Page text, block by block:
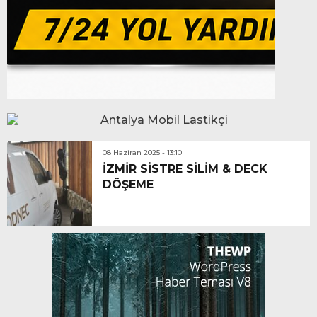
08 Haziran 2025 - 13:10
İZMİR SİSTRE SİLİM & DECK
DÖŞEME